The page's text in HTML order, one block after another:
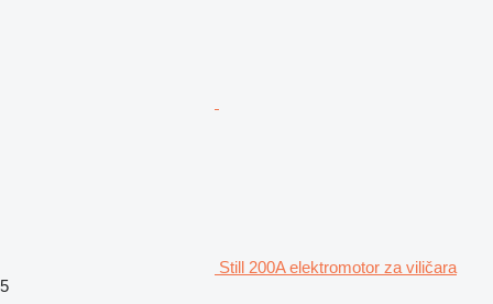
Still 200A elektromotor za viličara
5